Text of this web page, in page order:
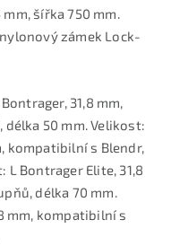
šířka 750 mm.
zámek Lock-
31,8 mm,
50 mm. Velikost:
kompatibilní s Blendr,
L Bontrager Elite, 31,8
délka 70 mm.
mm, kompatibilní s